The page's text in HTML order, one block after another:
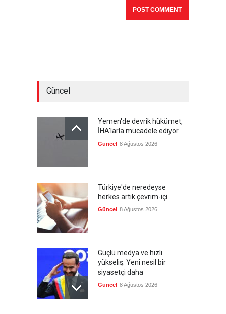
Güncel
Yemen'de devrik hükümet,
İHA'larla mücadele ediyor
Güncel 8 Ağustos 2026
Türkiye'de neredeyse
herkes artık çevrim-içi
Güncel 8 Ağustos 2026
Güçlü medya ve hızlı
yükseliş: Yeni nesil bir
siyasetçi daha
Güncel 8 Ağustos 2026